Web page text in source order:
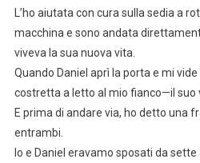
L’ho aiutata con cura sulla sedia a
macchina e sono andata
viveva la sua nuova vita.
Quando Daniel aprì la porta e mi
costretta a letto al mio fianco—il suo
E prima di andare via, ho detto una
entrambi.
Io e Daniel eravamo sposati da sette